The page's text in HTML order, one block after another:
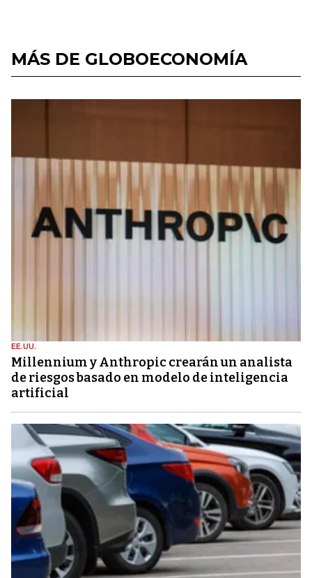
MÁS DE GLOBOECONOMÍA
EE.UU.
Millennium y Anthropic crearán un analista
de riesgos basado en modelo de inteligencia
artificial